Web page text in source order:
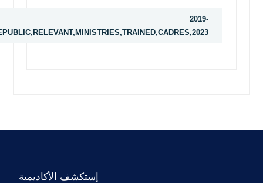
2019-
2023,SCIENCE,TECHNOLOGY,DEVELOPING,EGYPT,YEARS,NOTING,PARTICIPATED,ESTABLISHING,INFRASTRUCTURE,EGYPT',GOVERNORATES,OPERATE,MANAGE,MONITOR,STAGES,COLLECTION,TRANSPORTATION,TREATMENT,ADDED,STATEMENT,FIELD,KINDS,DOMESTIC,AGRICULTURAL,INDUSTRIAL,HAZARDOUS,AIM,DIRECTING,PLANS,ACHIEVING,INVESTMENTS,WORKING,SYSTEM,WASTE,ARAB,ACADEMY,MARITIME,TRANSPORT,REPUBLIC,RELEVANT,MINISTRIES,TRAINED,CADRES
إستكشف الأكاديمية